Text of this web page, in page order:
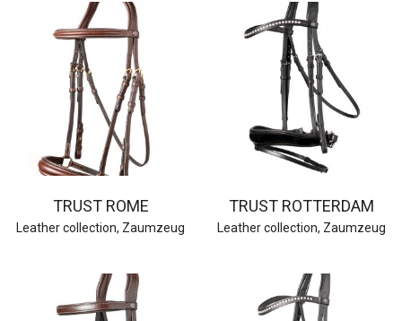
TRUST ROME
Leather collection, Zaumzeug
TRUST ROTTERDAM
Leather collection, Zaumzeug